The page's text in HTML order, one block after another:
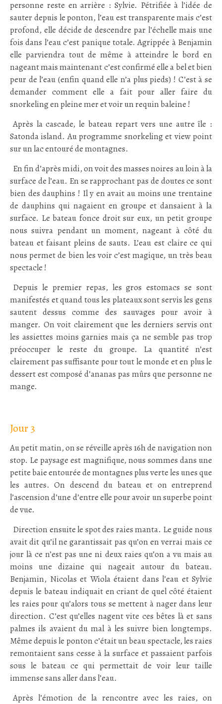
personne reste en arrière : Sylvie. Pétrifiée à l’idée de
sauter depuis le ponton, l’eau est transparente mais c’est
profond, elle décide de descendre par l’échelle mais une
fois dans l’eau c’est panique totale. Agrippée à Benjamin
elle parviendra tout de même à atteindre le bord en
nageant mais maintenant c’est confirmé elle a bel et bien
peur de l’eau (enfin quand elle n’a plus pieds) ! C’est à se
demander comment elle a fait pour aller faire du
snorkeling en pleine mer et voir un requin baleine !
/Après la cascade, le bateau repart vers une autre île :
Satonda island. Au programme snorkeling et view point
sur un lac entouré de montagnes.
En fin d’après midi, on voit des masses noires au loin à la
surface de l’eau. En se rapprochant pas de doutes ce sont
bien des dauphins ! Il y en avait au moins une trentaine
de dauphins qui nagaient en groupe et dansaient à la
surface. Le bateau fonce droit sur eux, un petit groupe
nous suivra pendant un moment, nageant à côté du
bateau et faisant pleins de sauts. L’eau est claire ce qui
nous permet de bien les voir c’est magique, un très beau
spectacle !
Depuis le premier repas, les gros estomacs se sont
manifestés et quand tous les plateaux sont servis les gens
sautent dessus comme des sauvages pour avoir à
manger. On voit clairement que les derniers servis ont
les assiettes moins garnies mais ça ne semble pas trop
préoccuper le reste du groupe. La quantité n’est
clairement pas suffisante pour tout le monde et en plus le
dessert est composé d’ananas pas mûrs que personne ne
mange.
Jour 3
Au petit matin, on se réveille après 16h de navigation non
stop. Le paysage est magnifique, nous sommes dans une
petite baie entourée de montagnes plus verte les unes que
les autres. On descend du bateau et on entreprend
l’ascension d’une d’entre elle pour avoir un superbe point
de vue.
Direction ensuite le spot des raies manta. Le guide nous
avait dit qu’il ne garantissait pas qu’on en verrai mais ce
jour là ce n’est pas une ni deux raies qu’on a vu mais au
moins une dizaine qui nageait autour du bateau.
Benjamin, Nicolas et Wiola étaient dans l’eau et Sylvie
depuis le bateau indiquait en criant de quel côté étaient
les raies pour qu’alors tous se mettent à nager dans leur
direction. C’est qu’elles nagent vite ces bêtes là et sans
palmes ils avaient du mal à les suivre bien longtemps.
Même depuis le ponton c’était un beau spectacle, les raies
remontaient sans cesse à la surface et passaient parfois
sous le bateau ce qui permettait de voir leur taille
immense sans aller dans l’eau.
/Après l’émotion de la rencontre avec les raies, on